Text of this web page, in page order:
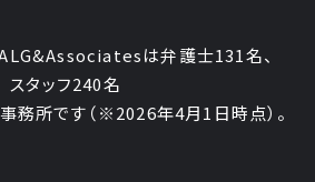
は弁護士131名、
スタッフ240名
務所です （※2026年4月1日時点）。